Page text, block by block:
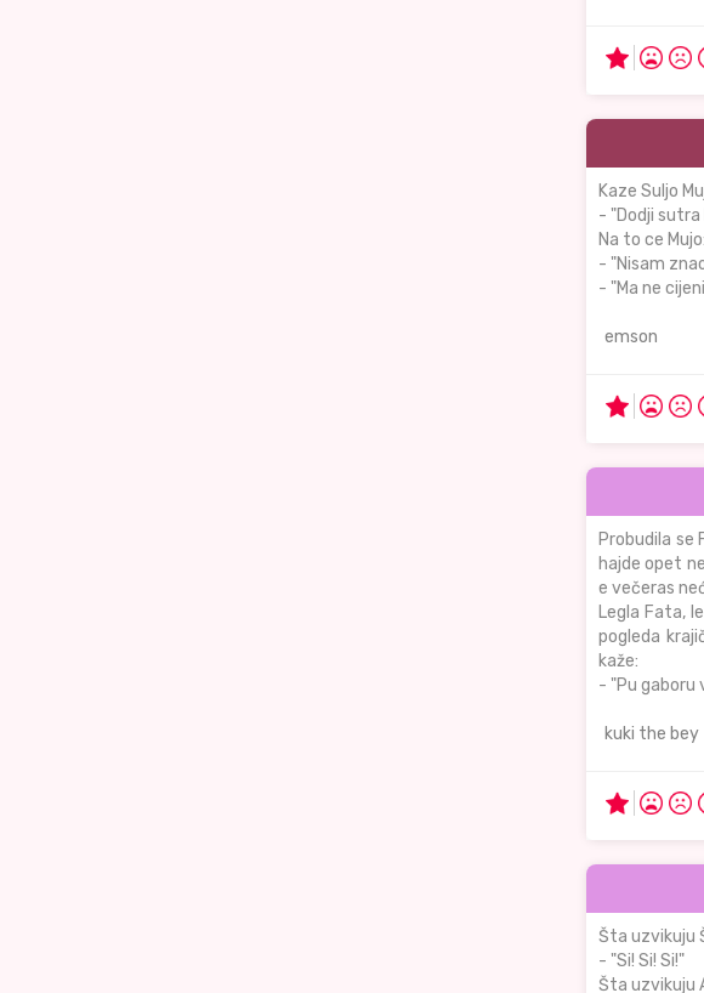
Kaze Suljo
- "Dodji sutra
Na to ce Mujo:
- "Nisam
- "Ma ne
emson
Probudila se
hajde opet
e večeras
Legla Fata,
pogleda
kaže:
- "Pu gaboru
kuki the bey
Šta uzvikuju
- "Si! Si! Si!"
Šta uzvikuju